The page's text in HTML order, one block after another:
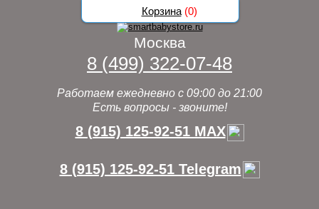
Москва
8 (499) 322-07-48
Работаем ежедневно с 09:00 до 21:00
Есть вопросы - звоните!
8 (915) 125-92-51 MAX
8 (915) 125-92-51 Telegram
Корзина(0)